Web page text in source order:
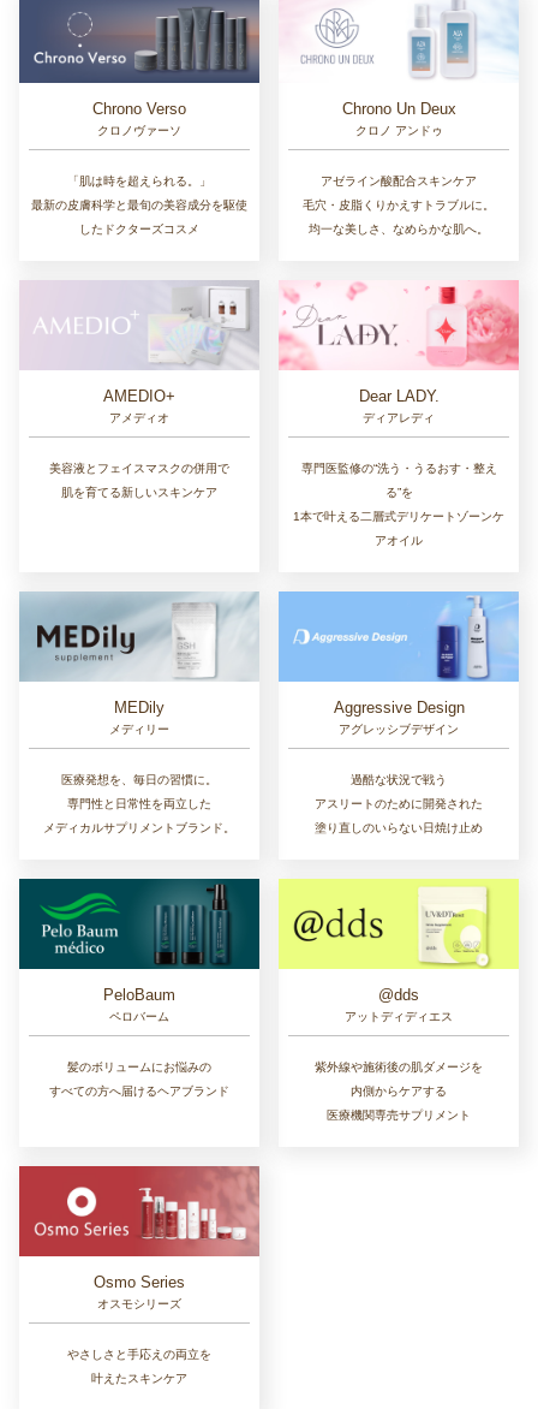
Chrono Verso
クロノヴァーソ
「肌は時を超えられる。」
最新の皮膚科学と最旬の美容成分を駆使
したドクターズコスメ
Chrono Un Deux
クロノ アンドゥ
アゼライン酸配合スキンケア
毛穴・皮脂くりかえすトラブルに。
均一な美しさ、なめらかな肌へ。
AMEDIO+
アメディオ
美容液とフェイスマスクの併用で
肌を育てる新しいスキンケア
Dear LADY.
ディアレディ
専門医監修の“洗う・うるおす・整え
る”を
1本で叶える二層式デリケートゾーンケ
アオイル
MEDily
メディリー
医療発想を、毎日の習慣に。
専門性と日常性を両立した
メディカルサプリメントブランド。
Aggressive Design
アグレッシブデザイン
過酷な状況で戦う
アスリートのために開発された
塗り直しのいらない日焼け止め
PeloBaum
ペロバーム
髪のボリュームにお悩みの
すべての方へ届けるヘアブランド
@dds
アットディディエス
紫外線や施術後の肌ダメージを
内側からケアする
医療機関専売サプリメント
Osmo Series
オスモシリーズ
やさしさと手応えの両立を
叶えたスキンケア